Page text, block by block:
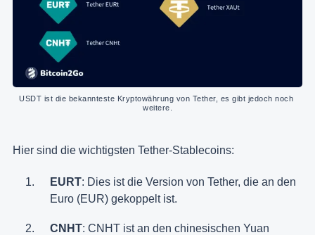
USDT ist die bekannteste Kryptowährung von Tether, es gibt jedoch noch
weitere.
Hier sind die wichtigsten Tether-Stablecoins:
EURT: Dies ist die Version von Tether, die an den
Euro (EUR) gekoppelt ist.
CNHT: CNHT ist an den chinesischen Yuan